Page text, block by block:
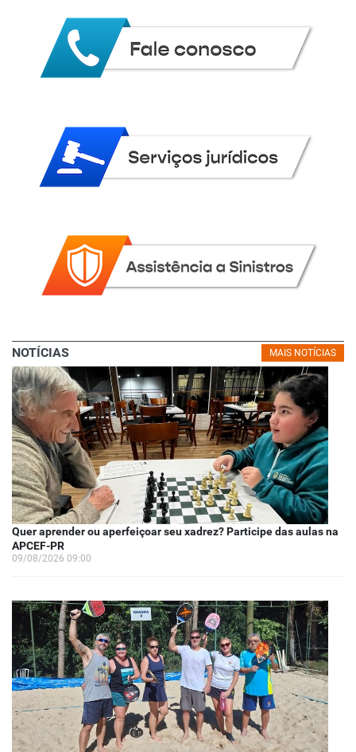
MAIS NOTÍCIAS
NOTÍCIAS
Quer aprender ou aperfeiçoar seu xadrez? Participe das aulas na
APCEF-PR
09/08/2026 09:00